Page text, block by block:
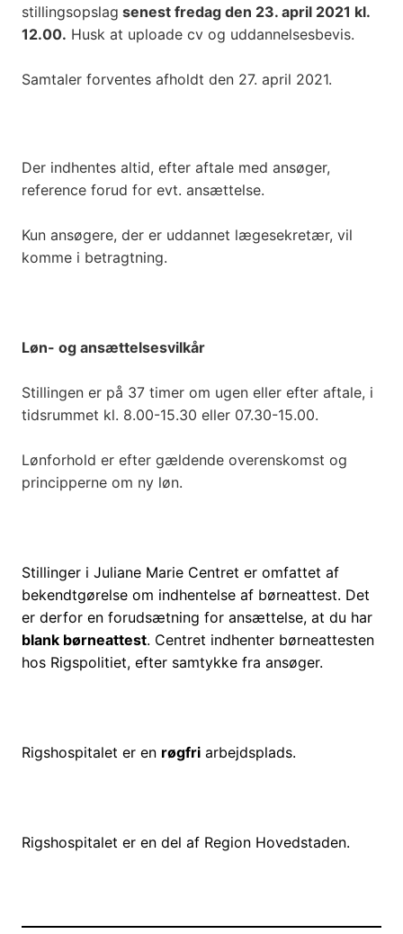
stillingsopslag senest fredag den 23. april 2021 kl.
12.00. Husk at uploade cv og uddannelsesbevis.
Samtaler forventes afholdt den 27. april 2021.
Der indhentes altid, efter aftale med ansøger,
reference forud for evt. ansættelse.
Kun ansøgere, der er uddannet lægesekretær, vil
komme i betragtning.
Løn- og ansættelsesvilkår
Stillingen er på 37 timer om ugen eller efter aftale, i
tidsrummet kl. 8.00-15.30 eller 07.30-15.00.
Lønforhold er efter gældende overenskomst og
principperne om ny løn.
Stillinger i Juliane Marie Centret er omfattet af
bekendtgørelse om indhentelse af børneattest. Det
er derfor en forudsætning for ansættelse, at du har
blank børneattest. Centret indhenter børneattesten
hos Rigspolitiet, efter samtykke fra ansøger.
Rigshospitalet er en røgfri arbejdsplads.
Rigshospitalet er en del af Region Hovedstaden.